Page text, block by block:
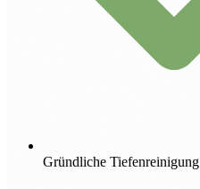
Gründliche Tiefenreinigung